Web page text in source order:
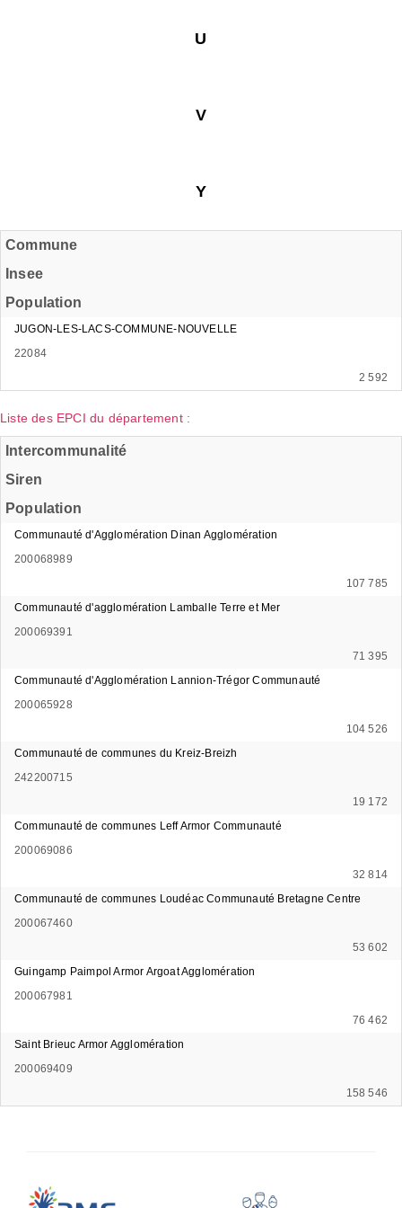
U
V
Y
Commune
Insee
Population
JUGON-LES-LACS-COMMUNE-NOUVELLE
22084
2 592
Liste des EPCI du département :
Intercommunalité
Siren
Population
Communauté d'Agglomération Dinan Agglomération
200068989
107 785
Communauté d'agglomération Lamballe Terre et Mer
200069391
71 395
Communauté d'Agglomération Lannion-Trégor Communauté
200065928
104 526
Communauté de communes du Kreiz-Breizh
242200715
19 172
Communauté de communes Leff Armor Communauté
200069086
32 814
Communauté de communes Loudéac Communauté Bretagne Centre
200067460
53 602
Guingamp Paimpol Armor Argoat Agglomération
200067981
76 462
Saint Brieuc Armor Agglomération
200069409
158 546